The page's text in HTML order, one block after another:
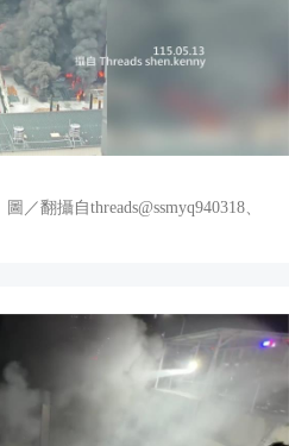
／翻攝自threads@ssmyq940318、